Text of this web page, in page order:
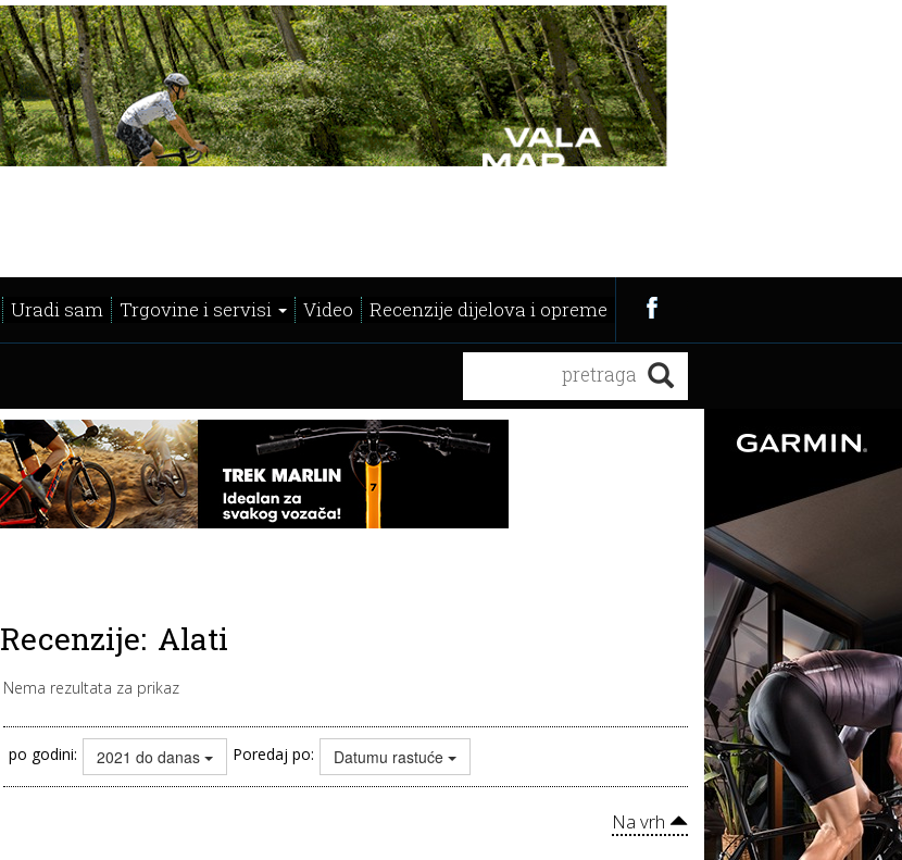
Uradi sam Trgovine i servisi Video Recenzije dijelova i opreme
Recenzije: Alati
Nema rezultata za prikaz
po godini: 2021 do danas Poredaj po: Datumu rastuće
Na vrh